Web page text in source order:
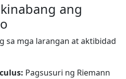
ang
sa mga larangan at aktibidad
Pagsusuri ng Riemann